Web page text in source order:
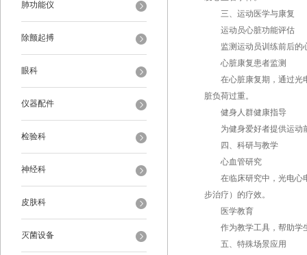
肺功能仪
除颤起搏
眼科
仪器配件
检验科
神经科
皮肤科
灭菌设备
三、运动医学与康复
运动员心脏功能评估
监测运动员训练前后的心
心脏康复患者监测
在心脏康复期，通过光电
脏负荷过重。
健身人群健康指导
为健身爱好者提供运动前
四、科研与教学
心血管研究
在临床研究中，光电心电
步治疗）的疗效。
医学教育
作为教学工具，帮助学生
五、特殊场景应用